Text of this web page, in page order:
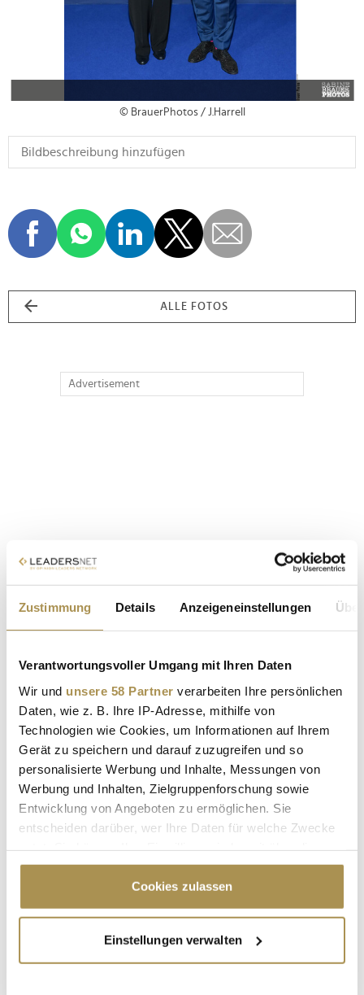
Zustimmung Details Anzeigeneinstellungen
Verantwortungsvoller Umgang mit Ihren Daten
Wir und unsere 58 Partner verarbeiten Ihre persönlichen
Daten, wie z. B. Ihre IP-Adresse, mithilfe von
Technologien wie Cookies, um Informationen auf Ihrem
Gerät zu speichern und darauf zuzugreifen und so
personalisierte Werbung und Inhalte, Messungen von
Werbung und Inhalten, Zielgruppenforschung sowie
Entwicklung von Angeboten zu ermöglichen. Sie
entscheiden darüber, wer Ihre Daten für welche Zwecke
Cookie-Erklärung oder durch Klicken auf das Privacy
Trigger Symbol ändern oder widerrufen
Informationen über Ihre geografische Lage
erfassen, welche bis auf einige Meter genau sein
Cookies zulassen
Einstellungen verwalten
© BrauerPhotos / J.Harrell
ALLE FOTOS
Advertisement